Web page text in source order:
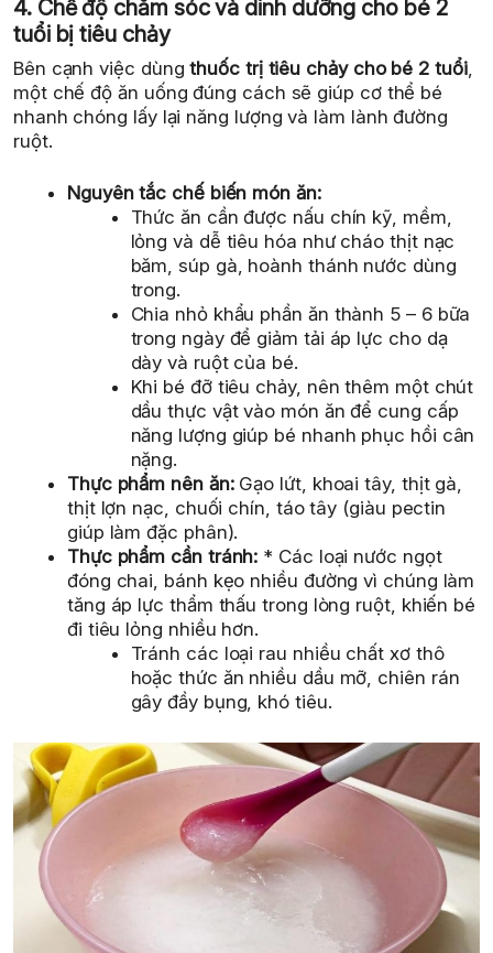
4. Chế độ chăm sóc và dinh dưỡng cho bé 2
tuổi bị tiêu chảy
Bên cạnh việc dùngthuốc trị tiêu chảy cho bé 2 tuổi,
một chế độ ăn uống đúng cách sẽ giúp cơ thể bé
nhanh chóng lấy lại năng lượng và làm lành đường
ruột.
Nguyên tắc chế biến món ăn:
Thức ăn cần được nấu chín kỹ, mềm,
lỏng và dễ tiêu hóa như cháo thịt nạc
băm, súp gà, hoành thánh nước dùng
trong.
Chia nhỏ khẩu phần ăn thành 5 – 6 bữa
trong ngày để giảm tải áp lực cho dạ
dày và ruột của bé.
Khi bé đỡ tiêu chảy, nên thêm một chút
dầu thực vật vào món ăn để cung cấp
năng lượng giúp bé nhanh phục hồi cân
nặng.
Thực phẩm nên ăn:Gạo lứt, khoai tây, thịt gà,
thịt lợn nạc, chuối chín, táo tây (giàu pectin
giúp làm đặc phân).
Thực phẩm cần tránh: * Các loại nước ngọt
đóng chai, bánh kẹo nhiều đường vì chúng làm
tăng áp lực thẩm thấu trong lòng ruột, khiến bé
đi tiêu lỏng nhiều hơn.
Tránh các loại rau nhiều chất xơ thô
hoặc thức ăn nhiều dầu mỡ, chiên rán
gây đầy bụng, khó tiêu.